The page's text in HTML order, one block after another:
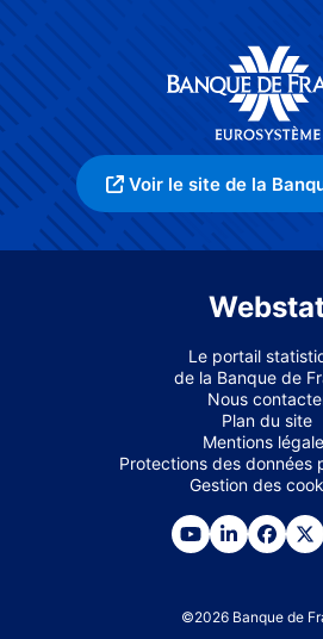
Voir le site de la
Le portail
de la Banque de
Nous
Plan du site
Mentions
Protections des données
Gestion des
©2026 Banque de